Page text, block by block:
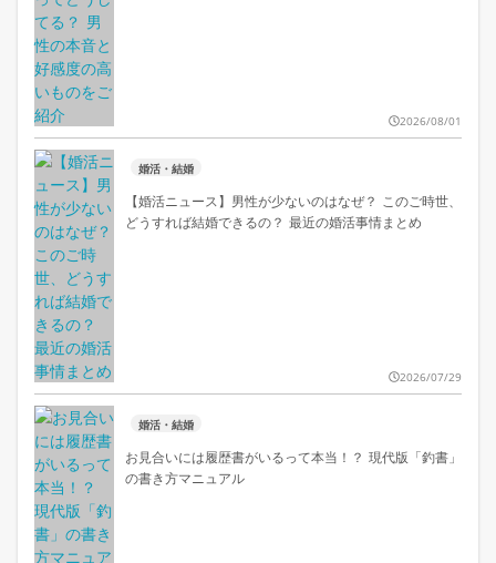
2026/08/01
婚活・結婚
【婚活ニュース】男性が少ないのはなぜ？ このご時世、
どうすれば結婚できるの？ 最近の婚活事情まとめ
2026/07/29
婚活・結婚
お見合いには履歴書がいるって本当！？ 現代版「釣書」
の書き方マニュアル